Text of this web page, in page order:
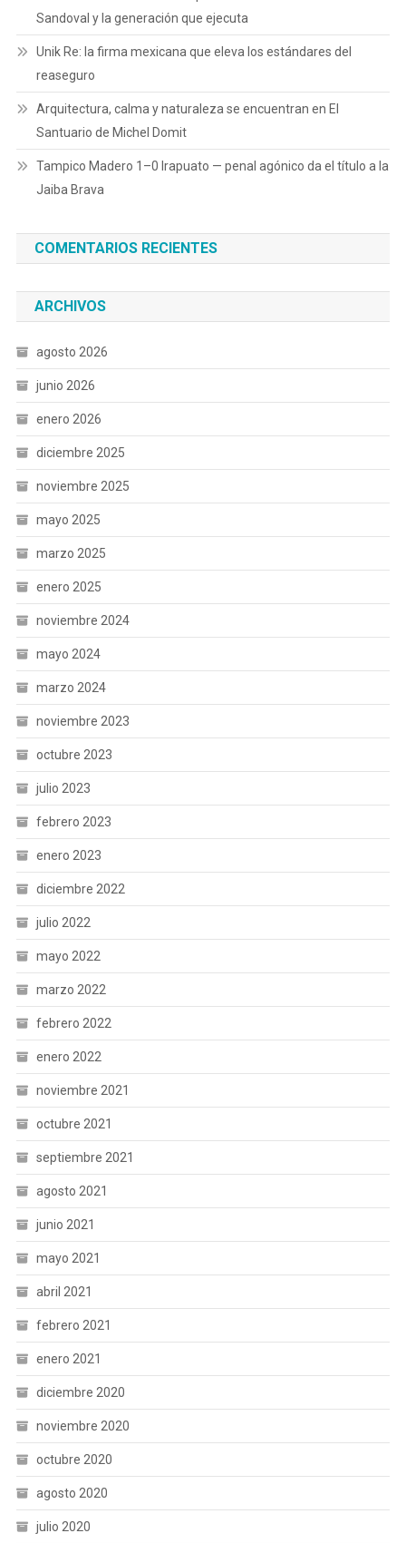
Sandoval y la generación que ejecuta
Unik Re: la firma mexicana que eleva los estándares del
reaseguro
Arquitectura, calma y naturaleza se encuentran en El
Santuario de Michel Domit
Tampico Madero 1–0 Irapuato — pen­al agónico da el título a la
Jaiba Brava
COMENTARIOS RECIENTES
ARCHIVOS
agosto 2026
junio 2026
enero 2026
diciembre 2025
noviembre 2025
mayo 2025
marzo 2025
enero 2025
noviembre 2024
mayo 2024
marzo 2024
noviembre 2023
octubre 2023
julio 2023
febrero 2023
enero 2023
diciembre 2022
julio 2022
mayo 2022
marzo 2022
febrero 2022
enero 2022
noviembre 2021
octubre 2021
septiembre 2021
agosto 2021
junio 2021
mayo 2021
abril 2021
febrero 2021
enero 2021
diciembre 2020
noviembre 2020
octubre 2020
agosto 2020
julio 2020